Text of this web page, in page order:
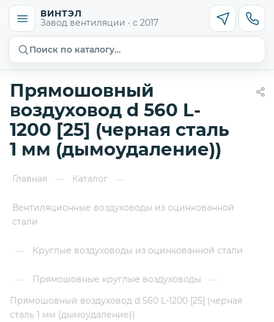
ВИНТЭЛ
Завод вентиляции · с 2017
Поиск по каталогу…
Прямошовный
воздуховод d 560 L-
1200 [25] (черная сталь
1 мм (дымоудаление))
Главная — Каталог —
Вентиляционные воздуховоды из оцинкованной
стали
— Круглые воздуховоды из оцинкованной стали
— Прямошовные круглые воздуховоды
—
Прямошовный воздуховод d 560 L-1200 [25] (черная
сталь 1 мм (дымоудаление))